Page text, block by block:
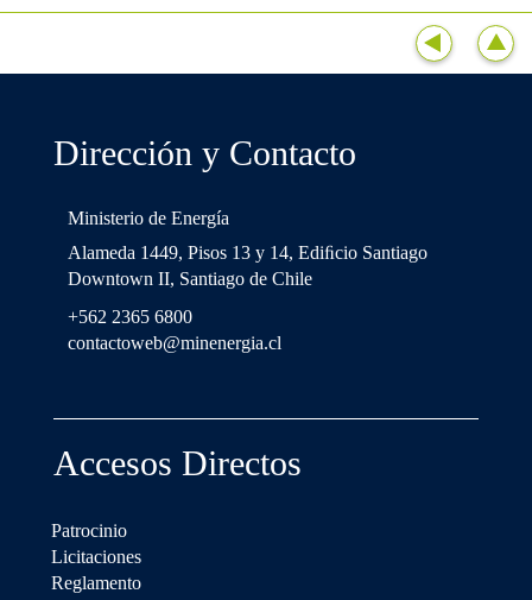
Dirección y Contacto
Ministerio de Energía
Alameda 1449, Pisos 13 y 14, Ediﬁcio Santiago
Downtown II, Santiago de Chile
+562 2365 6800
contactoweb@minenergia.cl
Accesos Directos
Patrocinio
Licitaciones
Reglamento